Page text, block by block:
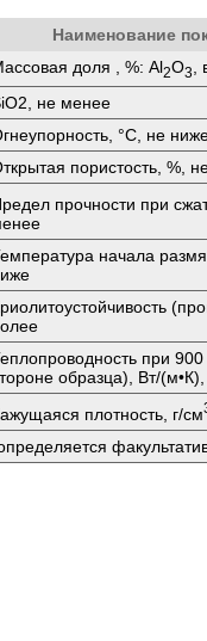
Наименование
доля , %: Al2O3
не менее
°C, не
пористость, %,
прочности при
начала
при 900
образца), Вт/
плотность, г/см